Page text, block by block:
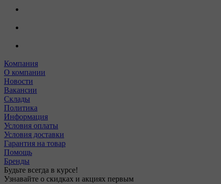
Компания
О компании
Новости
Вакансии
Склады
Политика
Информация
Условия оплаты
Условия доставки
Гарантия на товар
Помощь
Бренды
Будьте всегда в курсе!
Узнавайте о скидках и акциях первым